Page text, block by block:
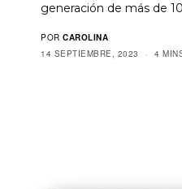
generación de más de
POR CAROLINA
14 SEPTIEMBRE, 2023
4